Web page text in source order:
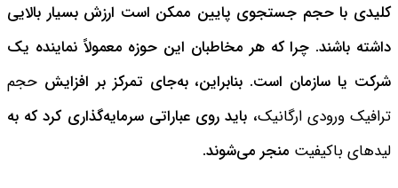
کلیدی با حجم جستجوی پایین ممکن است ارزش بسیار بالایی
داشته باشند. چرا که هر مخاطبان این حوزه معمولاً نماینده یک
شرکت یا سازمان است. بنابراین، به‌جای تمرکز بر افزایش حجم
ترافیک ورودی ارگانیک، باید روی عباراتی سرمایه‌گذاری کرد که به
لیدهای باکیفیت منجر می‌شوند.